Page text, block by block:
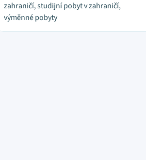
zahraničí, studijní pobyt v zahraničí,
výměnné pobyty